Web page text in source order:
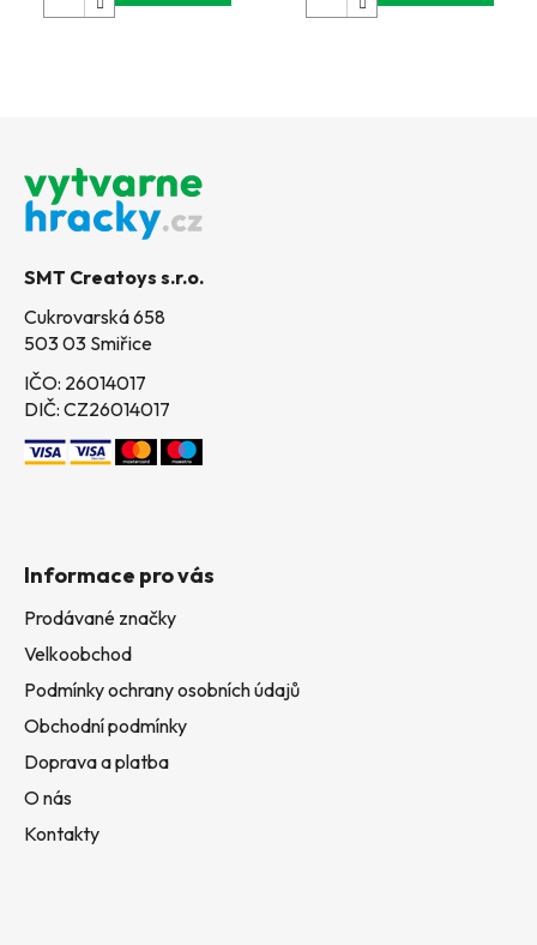
SMT Creatoys s.r.o.
Cukrovarská 658
503 03 Smiřice
IČO: 26014017
DIČ: CZ26014017
Informace pro vás
Prodávané značky
Velkoobchod
Podmínky ochrany osobních údajů
Obchodní podmínky
Doprava a platba
O nás
Kontakty